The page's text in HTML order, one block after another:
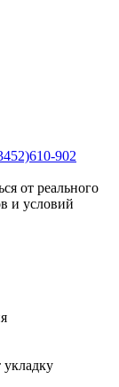
902
от реального
и условий